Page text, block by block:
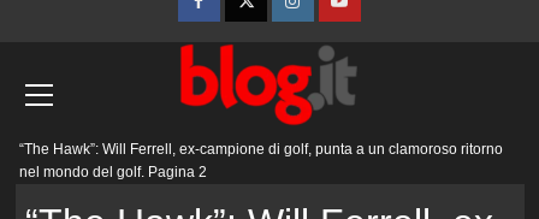
FacebookTwitterInstagramYouTube
principale
“The Hawk”: Will Ferrell, ex-campione di golf, punta a un clamoroso ritorno
nel mondo del golf. Pagina 2